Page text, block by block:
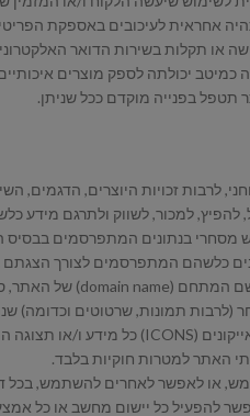
אחראית לעיכובים באספקת
או תקלות בשירות הדואר
תטפל בפנייה מוקדם ככל שניתן.